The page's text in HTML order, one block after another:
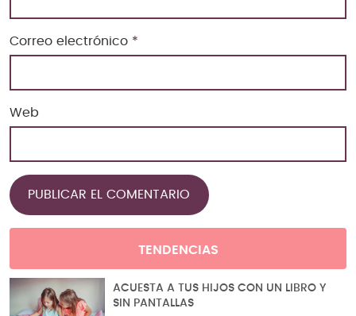
Correo electrónico *
Web
TENDENCIAS
ACUESTA A TUS HIJOS CON UN LIBRO Y
SIN PANTALLAS